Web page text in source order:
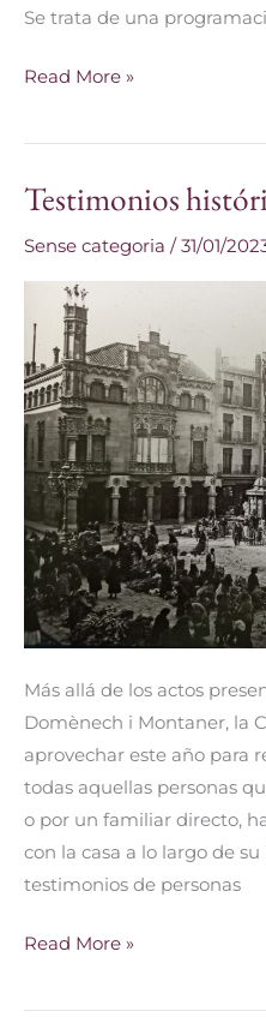
Se trata de una
Read More »
Testimonios
Sense categoria / 31/01/
Más allá de los actos
Domènech i Montaner, la
aprovechar este año para
todas aquellas personas
o por un familiar directo,
con la casa a lo largo de
testimonios de personas
Testimonios
de
Casa
Navàs
Read More »